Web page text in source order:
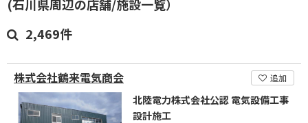
(石川県周辺の店舗/施設一覧）
2,469件
株式会社鶴来電気商会 追加
北陸電力株式会社公認 電気設備工事
設計施工